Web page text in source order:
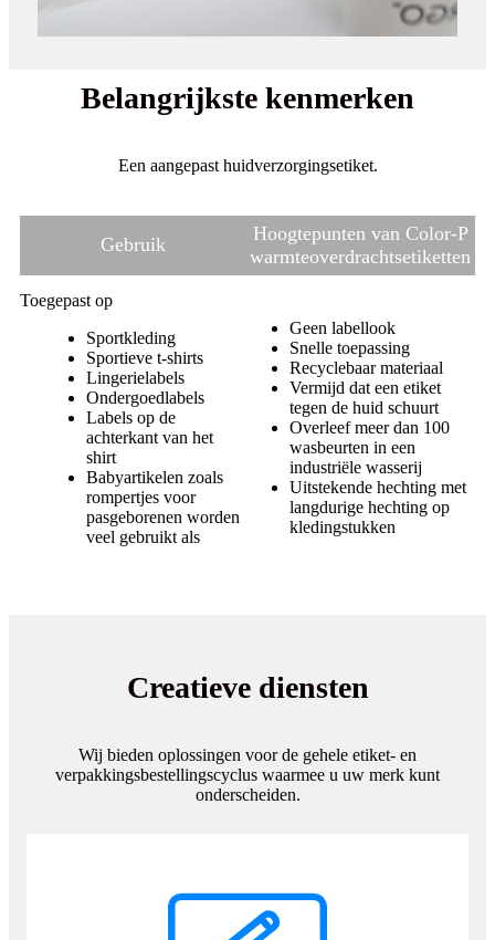
Belangrijkste kenmerken
Een aangepast huidverzorgingsetiket.
Gebruik
Hoogtepunten van Color-P
warmteoverdrachtsetiketten
Toegepast op
Sportkleding
Sportieve t-shirts
Lingerielabels
Ondergoedlabels
Labels op de
achterkant van het
shirt
Babyartikelen zoals
rompertjes voor
pasgeborenen worden
veel gebruikt als
Geen labellook
Snelle toepassing
Recyclebaar materiaal
Vermijd dat een etiket
tegen de huid schuurt
Overleef meer dan 100
wasbeurten in een
industriële wasserij
Uitstekende hechting met
langdurige hechting op
kledingstukken
Creatieve diensten
Wij bieden oplossingen voor de gehele etiket- en
verpakkingsbestellingscyclus waarmee u uw merk kunt
onderscheiden.